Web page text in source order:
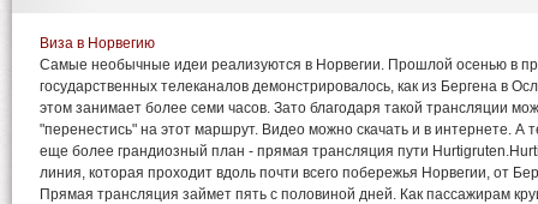
Виза в Норвегию
Самые необычные идеи реализуются в Норвегии. Прошлой осенью в
государственных телеканалов демонстрировалось, как из Бергена в
этом занимает более семи часов. Зато благодаря такой трансляции
"перенестись" на этот маршрут. Видео можно скачать и в интернете. А
еще более грандиозный план - прямая трансляция пути
линия, которая проходит вдоль почти всего побережья Норвегии, от
Прямая трансляция займет пять с половиной дней. Как пассажирам